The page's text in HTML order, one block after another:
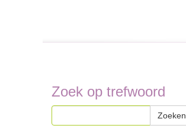
Zoek op trefwoord
Zoeken